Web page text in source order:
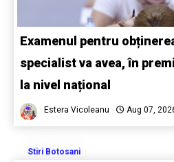
Examenul pentru
specialist va avea, în
la nivel național
Estera Vicoleanu Aug 07,
Stiri Botosani